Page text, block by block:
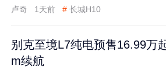
卢奇 1天前 # 长城H10
别克至境L7纯电预售16.99万
m续航